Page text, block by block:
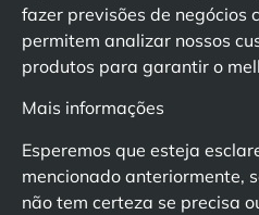
fazer previsões de negócios
permitem analizar nossos
produtos para garantir o
Mais informações
Esperemos que esteja
mencionado anteriormente,
não tem certeza se precisa